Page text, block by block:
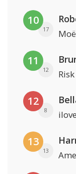
10
17
11
12
12
8
13
13